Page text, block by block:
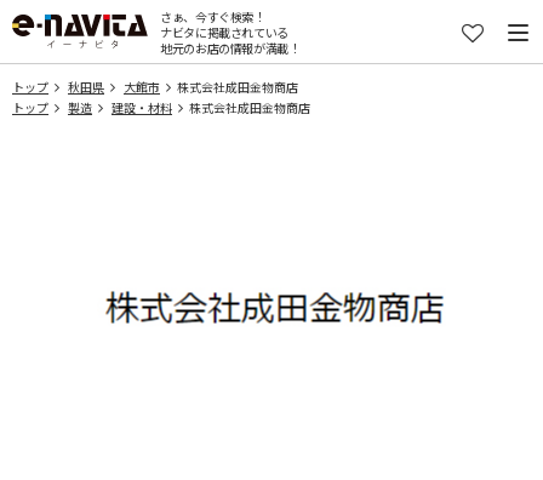
さぁ、今すぐ検索！
ナビタに掲載されている
地元のお店の情報が満載！
トップ 秋田県 大館市
株式会社成田金物商店
トップ
製造 建設・材料 株式会社成田金物商店